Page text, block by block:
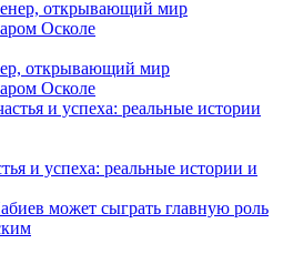
открывающий мир
Осколе
и успеха: реальные истории и